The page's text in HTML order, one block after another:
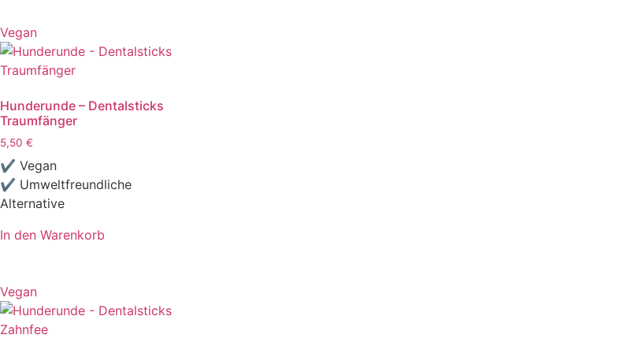
Vegan
Hunderunde – Dentalsticks
Traumfänger
5,50 €
✔ Vegan
✔ Umweltfreundliche
Alternative
In den Warenkorb
Vegan